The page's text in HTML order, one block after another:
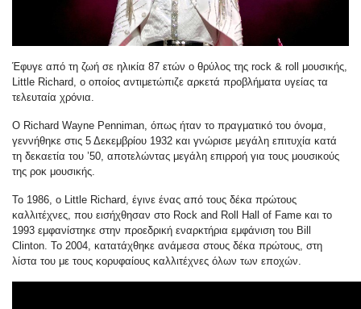
Έφυγε από τη ζωή σε ηλικία 87 ετών ο θρύλος της rock & roll μουσικής,
Little Richard, ο οποίος αντιμετώπιζε αρκετά προβλήματα υγείας τα
τελευταία χρόνια.
Ο Richard Wayne Penniman, όπως ήταν το πραγματικό του όνομα,
γεννήθηκε στις 5 Δεκεμβρίου 1932 και γνώρισε μεγάλη επιτυχία κατά
τη δεκαετία του ’50, αποτελώντας μεγάλη επιρροή για τους μουσικούς
της ροκ μουσικής.
Το 1986, ο Little Richard, έγινε ένας από τους δέκα πρώτους
καλλιτέχνες, που εισήχθησαν στο Rock and Roll Hall of Fame και το
1993 εμφανίστηκε στην προεδρική εναρκτήρια εμφάνιση του Bill
Clinton. Το 2004, κατατάχθηκε ανάμεσα στους δέκα πρώτους, στη
λίστα του με τους κορυφαίους καλλιτέχνες όλων των εποχών.